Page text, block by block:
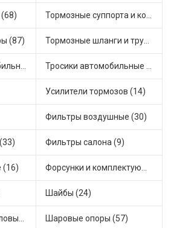
Тормозные суппорта и комплектующие (13)
(87) Тормозные шланги и трубки (29)
Трамблеры автомобильные (61) Тросики автомобильные (84)
Усилители тормозов (14)
Фильтры воздушные (30)
Фильтры салона (9)
(16) Форсунки и комплектующие (6)
Шайбы (24)
Шарниры равных угловых скоростей, приводные валы (54) Шаровые опоры (57)